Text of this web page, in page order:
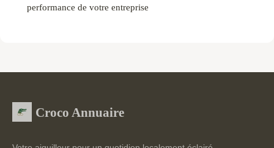
performance de votre entreprise
Croco Annuaire